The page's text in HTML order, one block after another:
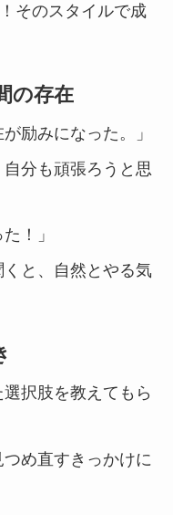
そのスタイルで成
の存在
励みになった。」
自分も頑張ろうと思
！」
くと、自然とやる気
選択肢を教えてもら
つめ直すきっかけに